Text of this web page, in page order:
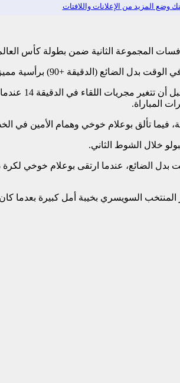
وضع المزيد من الإعلانات واللافتات
المجموعة الثانية ضمن بطولة كأس العالم
(الدقيقة +90) برأسية مميزة.
ودخل
تألق بوعلام خوخي وهمام الأمين في
خلال الشوط الثاني.
بدل الضائع، عندما ارتقى بوعلام خوخي
السويسري بخيبة أمل كبيرة بعدما